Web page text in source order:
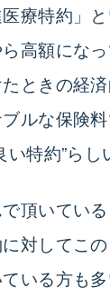
療特約」
高額にな
ときの経
ルな保険
い特約”ら
頂いてい
対してこ
いる方も